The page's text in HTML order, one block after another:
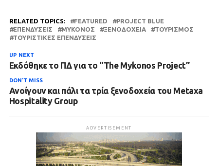
RELATED TOPICS: FEATURED
PROJECT BLUE
ΕΠΕΝΔΎΣΕΙΣ
ΜΎΚΟΝΟΣ ΞΕΝΟΔΟΧΕΊΑ
ΤΟΥΡΙΣΜΌΣ
ΤΟΥΡΙΣΤΙΚΈΣ ΕΠΕΝΔΎΣΕΙΣ
UP NEXT
Εκδόθηκε το ΠΔ για το “The Mykonos Project”
DON'T MISS
Ανοίγουν και πάλι τα τρία ξενοδοχεία του Metaxa
Hospitality Group
ADVERTISEMENT